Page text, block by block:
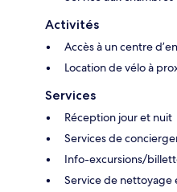
Activités
Accès à un centre
Location de vélo à
Services
Réception jour et nuit
Services de
Info-excursions/
Service de nettoyage